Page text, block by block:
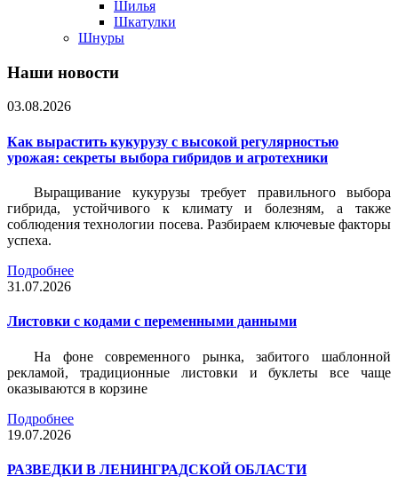
Шилья
Шкатулки
Шнуры
Наши новости
03.08.2026
Как вырастить кукурузу с высокой регулярностью
урожая: секреты выбора гибридов и агротехники
Выращивание кукурузы требует правильного выбора
гибрида, устойчивого к климату и болезням, а также
соблюдения технологии посева. Разбираем ключевые факторы
успеха.
Подробнее
31.07.2026
Листовки c кодами с переменными данными
На фоне современного рынка, забитого шаблонной
рекламой, традиционные листовки и буклеты все чаще
оказываются в корзине
Подробнее
19.07.2026
РАЗВЕДКИ В ЛЕНИНГРАДСКОЙ ОБЛАСТИ